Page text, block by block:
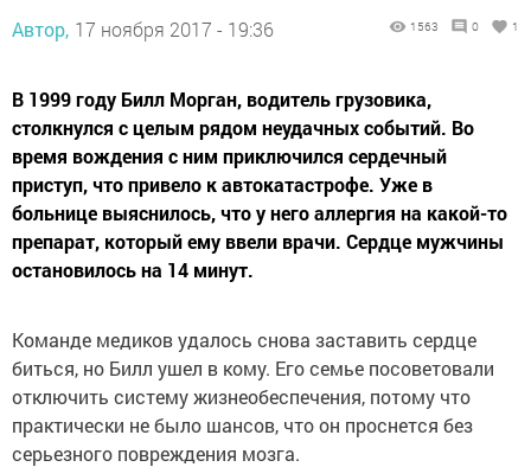
Автор, 17 ноября 2017 - 19:36 1563 0 1
В 1999 году Билл Морган, водитель грузовика,
столкнулся с целым рядом неудачных событий. Во
время вождения с ним приключился сердечный
приступ, что привело к автокатастрофе. Уже в
больнице выяснилось, что у него аллергия на какой-то
препарат, который ему ввели врачи. Сердце мужчины
остановилось на 14 минут.
Команде медиков удалось снова заставить сердце
биться, но Билл ушел в кому. Его семье посоветовали
отключить систему жизнеобеспечения, потому что
практически не было шансов, что он проснется без
серьезного повреждения мозга.